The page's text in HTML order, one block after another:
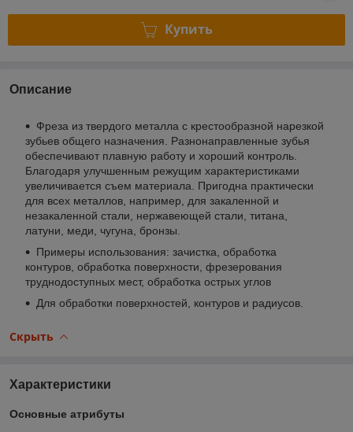
Купить
Описание
Фреза из твердого металла с крестообразной нарезкой
зубьев общего назначения. Разнонаправленные зубья
обеспечивают плавную работу и хороший контроль.
Благодаря улучшенным режущим характеристиками
увеличивается съем материала. Пригодна практически
для всех металлов, например, для закаленной и
незакаленной стали, нержавеющей стали, титана,
латуни, меди, чугуна, бронзы.
Примеры использования: зачистка, обработка
контуров, обработка поверхности, фрезерования
труднодоступных мест, обработка острых углов
Для обработки поверхностей, контуров и радиусов.
Скрыть
Характеристики
Основные атрибуты